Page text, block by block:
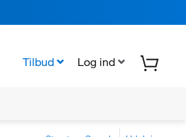
Tilbud Log ind